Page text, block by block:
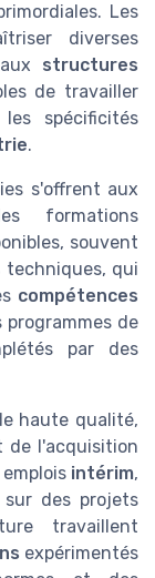
Les
diverses
structures
de travailler
spécificités
.
s'offrent aux
formations
souvent
techniques, qui
compétences
de
par des
haute qualité,
de l'acquisition
intérim,
des projets
travaillent
expérimentés